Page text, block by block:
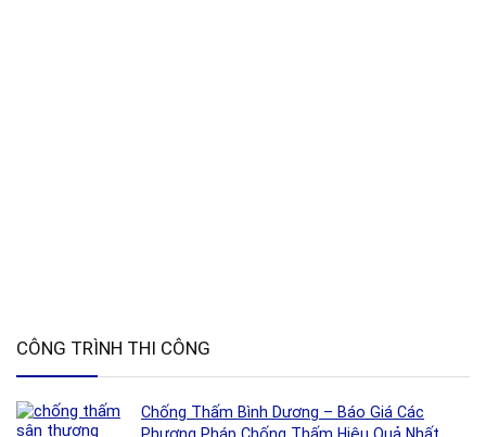
CÔNG TRÌNH THI CÔNG
Chống Thấm Bình Dương – Báo Giá Các
Phương Pháp Chống Thấm Hiệu Quả Nhất